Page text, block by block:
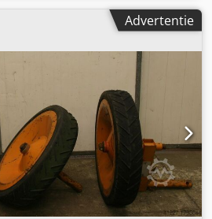
Advertentie